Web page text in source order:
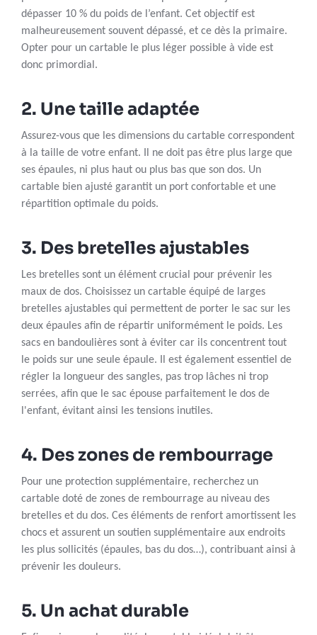
dépasser 10 % du poids de l’enfant. Cet objectif est
malheureusement souvent dépassé, et ce dès la primaire.
Opter pour un cartable le plus léger possible à vide est
donc primordial.
2. Une taille adaptée
Assurez-vous que les dimensions du cartable correspondent
à la taille de votre enfant. Il ne doit pas être plus large que
ses épaules, ni plus haut ou plus bas que son dos. Un
cartable bien ajusté garantit un port confortable et une
répartition optimale du poids.
3. Des bretelles ajustables
Les bretelles sont un élément crucial pour prévenir les
maux de dos. Choisissez un cartable équipé de larges
bretelles ajustables qui permettent de porter le sac sur les
deux épaules afin de répartir uniformément le poids. Les
sacs en bandoulières sont à éviter car ils concentrent tout
le poids sur une seule épaule. Il est également essentiel de
régler la longueur des sangles, pas trop lâches ni trop
serrées, afin que le sac épouse parfaitement le dos de
l'enfant, évitant ainsi les tensions inutiles.
4. Des zones de rembourrage
Pour une protection supplémentaire, recherchez un
cartable doté de zones de rembourrage au niveau des
bretelles et du dos. Ces éléments de renfort amortissent les
chocs et assurent un soutien supplémentaire aux endroits
les plus sollicités (épaules, bas du dos…), contribuant ainsi à
prévenir les douleurs.
5. Un achat durable